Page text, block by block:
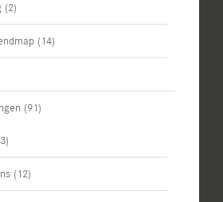
(2)
(14)
(91)
(12)